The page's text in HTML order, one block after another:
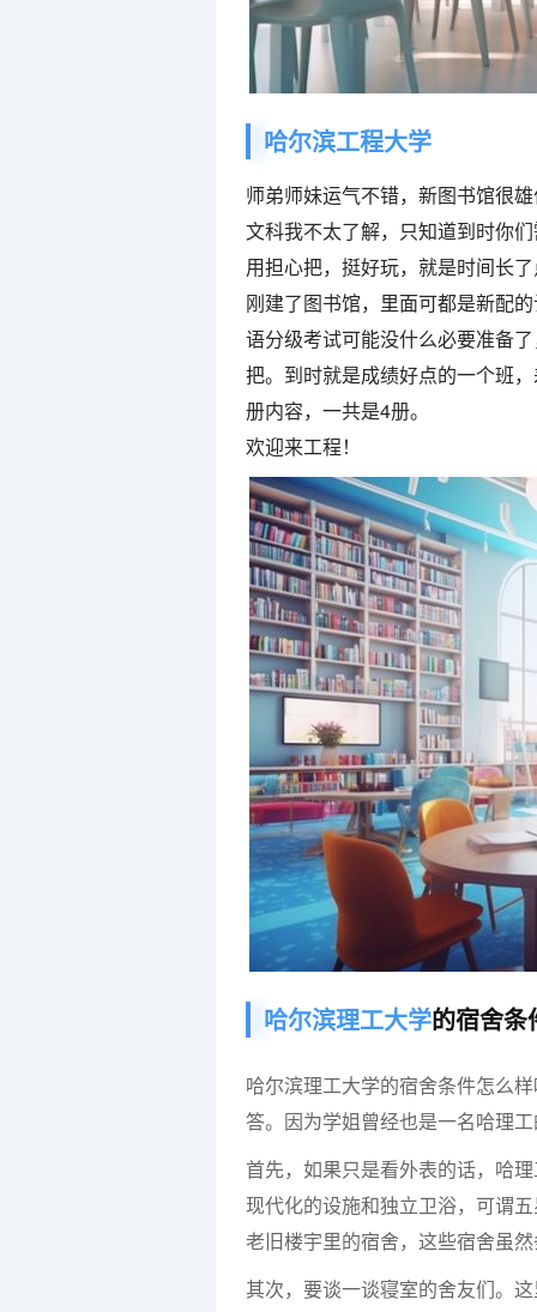
哈尔滨工程大学
师弟师妹运气不错，新图书馆很
文科我不太了解，只知道到时你
用担心把，挺好玩，就是时间长
刚建了图书馆，里面可都是新配
语分级考试可能没什么必要准备
把。到时就是成绩好点的一个班
册内容，一共是4册。
欢迎来工程！
哈尔滨理工大学的宿舍条
哈尔滨理工大学的宿舍条件怎么
答。因为学姐曾经也是一名哈理
首先，如果只是看外表的话，哈
现代化的设施和独立卫浴，可谓
老旧楼宇里的宿舍，这些宿舍虽
其次，要谈一谈寝室的舍友们。